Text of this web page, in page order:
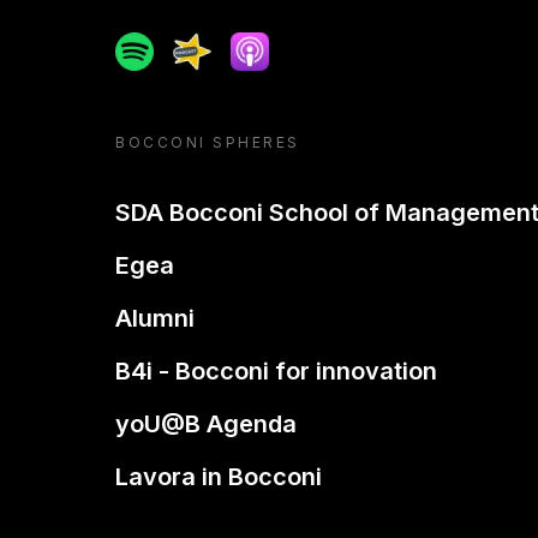
SpotifySpreakerApple podcast
BOCCONI SPHERES
SDA Bocconi School of Management
Egea
Alumni
B4i - Bocconi for innovation
yoU@B Agenda
Lavora in Bocconi